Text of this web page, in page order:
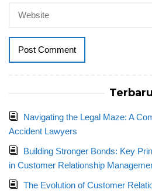
Terbaru
Navigating the Legal Maze: A
Accident Lawyers
Building Stronger Bonds: Key
in Customer Relationship
The Evolution of Customer